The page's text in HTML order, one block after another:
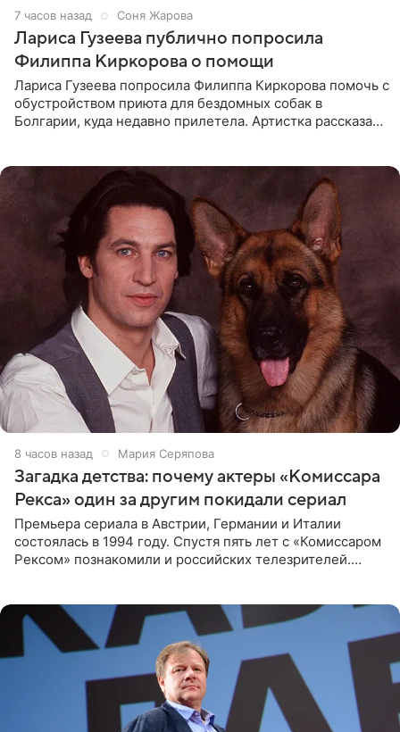
7 часов назад Соня Жарова
Лариса Гузеева публично попросила
Филиппа Киркорова о помощи
Лариса Гузеева попросила Филиппа Киркорова помочь с
обустройством приюта для бездомных собак в
Болгарии, куда недавно прилетела. Артистка рассказала
8 часов назад Мария Серяпова
Загадка детства: почему актеры «Комиссара
Рекса» один за другим покидали сериал
Премьера сериала в Австрии, Германии и Италии
состоялась в 1994 году. Спустя пять лет с «Комиссаром
Рексом» познакомили и российских телезрителей.